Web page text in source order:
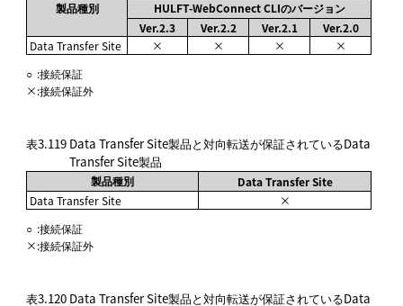
製品種別
HULFT-WebConnect CLIのバージョン
Ver.2.3
Ver.2.2 Ver.2.1
Ver.2.0
Data Transfer Site
× × ×
×
○ :接続保証
×:接続保証外
表3.119 Data Transfer Site製品と対向転送が保証されているData
Transfer Site製品
製品種別
Data Transfer Site
Data Transfer Site
×
○ :接続保証
×:接続保証外
表3.120 Data Transfer Site製品と対向転送が保証されているData